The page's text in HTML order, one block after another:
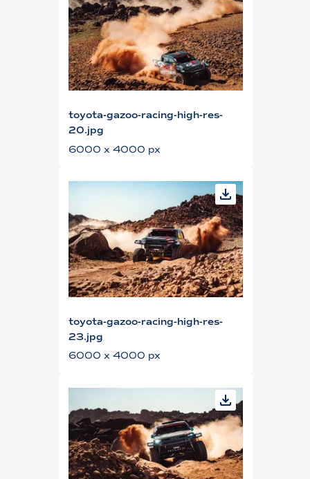
toyota-gazoo-racing-high-res-
20.jpg
6000 x 4000 px
toyota-gazoo-racing-high-res-
23.jpg
6000 x 4000 px